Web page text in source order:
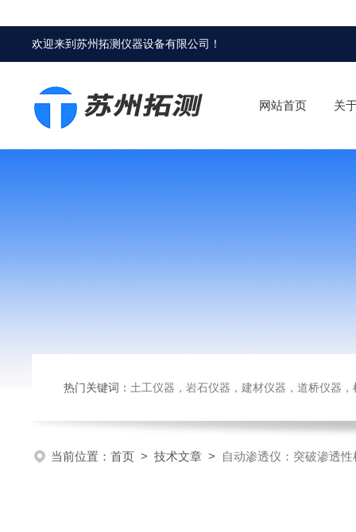
欢迎来到苏州拓测仪器设备有限公司 ！
网站首页 关
热门关键词： 土工仪器，岩石仪器，建材仪器，道桥仪器，检测
当前位置： 首页 > 技术文章 > 自动渗透仪：突破渗透